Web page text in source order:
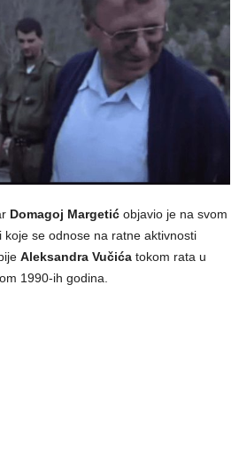
Domagoj Margetić objavio je na svom
se odnose na ratne aktivnosti
Aleksandra Vučića tokom rata u
1990-ih godina.